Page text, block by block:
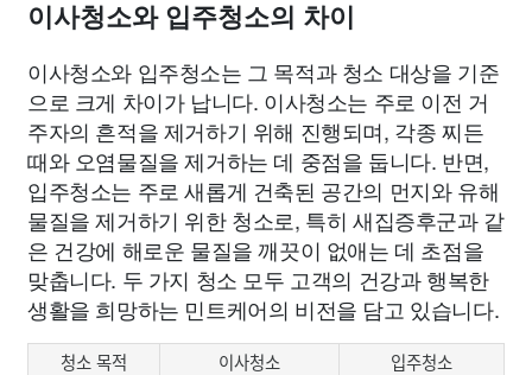
이사청소와 입주청소의 차이
이사청소와 입주청소는 그 목적과 청소 대상을 기준
으로 크게 차이가 납니다. 이사청소는 주로 이전 거
주자의 흔적을 제거하기 위해 진행되며, 각종 찌든
때와 오염물질을 제거하는 데 중점을 둡니다. 반면,
입주청소는 주로 새롭게 건축된 공간의 먼지와 유해
물질을 제거하기 위한 청소로, 특히 새집증후군과 같
은 건강에 해로운 물질을 깨끗이 없애는 데 초점을
맞춥니다. 두 가지 청소 모두 고객의 건강과 행복한
생활을 희망하는 민트케어의 비전을 담고 있습니다.
청소 목적 이사청소
입주청소